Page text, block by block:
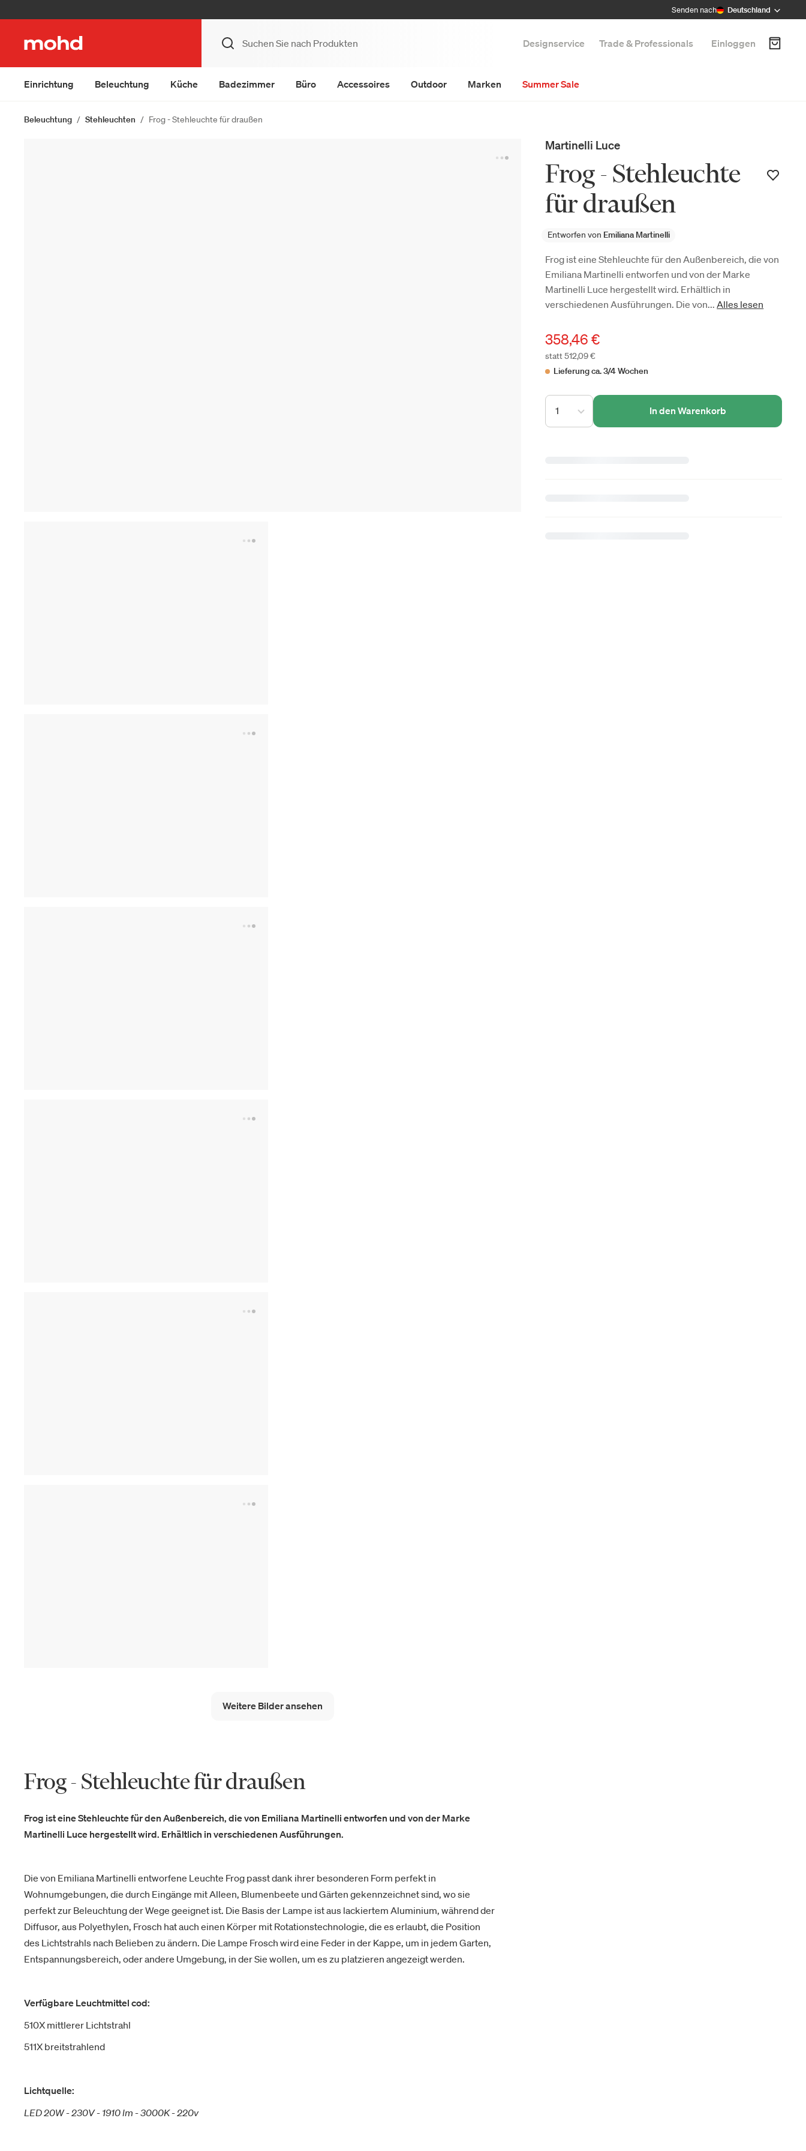
Senden nach Deutschland
Designservice Trade & Professionals Einloggen
Einrichtung Beleuchtung Küche Badezimmer Büro Accessoires Outdoor Marken Summer Sale
Beleuchtung Stehleuchten Frog - Stehleuchte für draußen
Weitere Bilder ansehen
Martinelli Luce
Frog - Stehleuchte
für draußen
Entworfen von Emiliana Martinelli
Frog ist eine Stehleuchte für den Außenbereich, die von
Emiliana Martinelli entworfen und von der Marke
Martinelli Luce hergestellt wird. Erhältlich in
verschiedenen Ausführungen. Die von... Alles lesen
358,46 €
statt 512,09 €
Lieferung ca. 3/4 Wochen
1 In den Warenkorb
Frog - Stehleuchte für draußen
Frog ist eine Stehleuchte für den Außenbereich, die von Emiliana Martinelli entworfen und von der Marke
Martinelli Luce hergestellt wird. Erhältlich in verschiedenen Ausführungen.
Die von Emiliana Martinelli entworfene Leuchte Frog passt dank ihrer besonderen Form perfekt in
Wohnumgebungen, die durch Eingänge mit Alleen, Blumenbeete und Gärten gekennzeichnet sind, wo sie
perfekt zur Beleuchtung der Wege geeignet ist. Die Basis der Lampe ist aus lackiertem Aluminium, während der
Diffusor, aus Polyethylen, Frosch hat auch einen Körper mit Rotationstechnologie, die es erlaubt, die Position
des Lichtstrahls nach Belieben zu ändern. Die Lampe Frosch wird eine Feder in der Kappe, um in jedem Garten,
Entspannungsbereich, oder andere Umgebung, in der Sie wollen, um es zu platzieren angezeigt werden.
Verfügbare Leuchtmittel cod:
510X mittlerer Lichtstrahl
511X breitstrahlend
Lichtquelle:
LED 20W - 230V - 1910 lm - 3000K - 220v